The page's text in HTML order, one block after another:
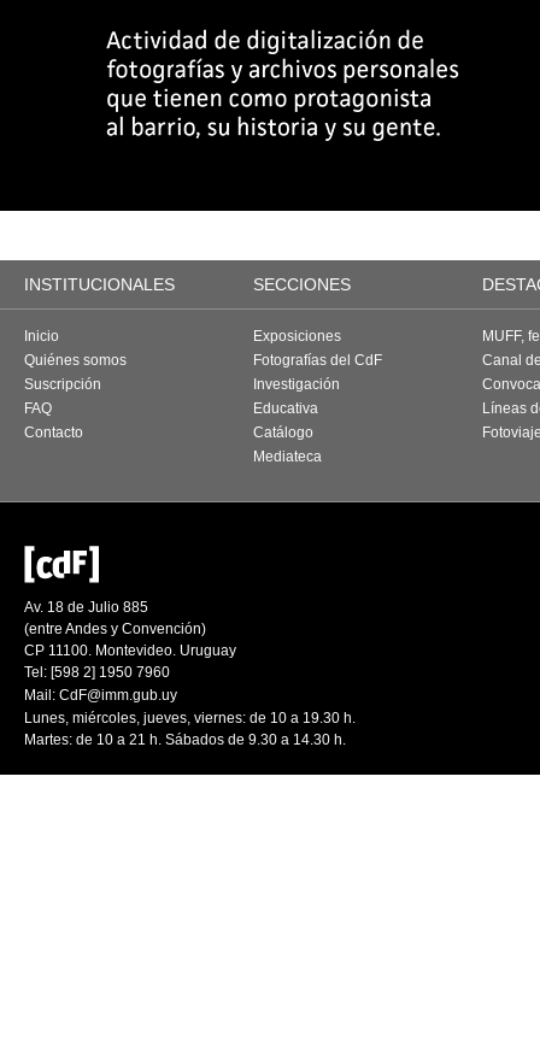
INSTITUCIONALES SECCIONES
Inicio
Quiénes somos
Suscripción
FAQ
Contacto
Exposiciones
Fotografías del CdF
Investigación
Educativa
Catálogo
Mediateca
MUFF,
Canal
Líneas
Av. 18 de Julio 885
(entre Andes y Convención)
CP 11100. Montevideo. Uruguay
Tel: [598 2] 1950 7960
Mail: CdF@imm.gub.uy
Lunes, miércoles, jueves, viernes: de 10 a 19.30 h.
Martes: de 10 a 21 h. Sábados de 9.30 a 14.30 h.